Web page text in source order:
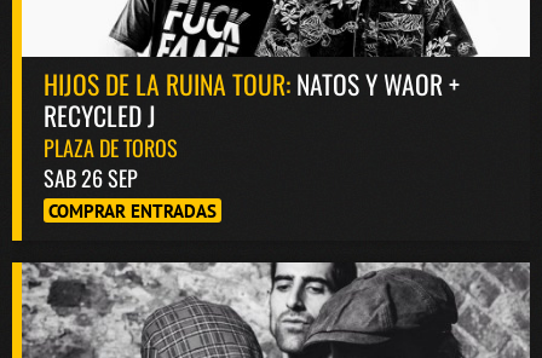
HIJOS DE LA RUINA TOUR:NATOS Y WAOR +
RECYCLED J
PLAZA DE TOROS
SAB 26 SEP
COMPRAR ENTRADAS